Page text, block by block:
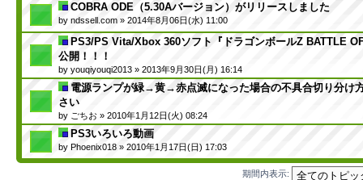
COBRA ODE（5.30Aバージョン）がリリースしました
by ndssell.com » 2014年8月06日(水) 11:00
PS3/PS Vita/Xbox 360ソフト『ドラゴンボールZ BATTLE
公開！！！
by youqiyouqi2013 » 2013年9月30日(月) 16:14
電源ランプが緑→黄→赤点滅になった場合の不具合切り分け
さい
by ごちお » 2010年1月12日(火) 08:24
PS3いろいろ動画
by Phoenix018 » 2010年1月17日(日) 17:03
期間内表示: